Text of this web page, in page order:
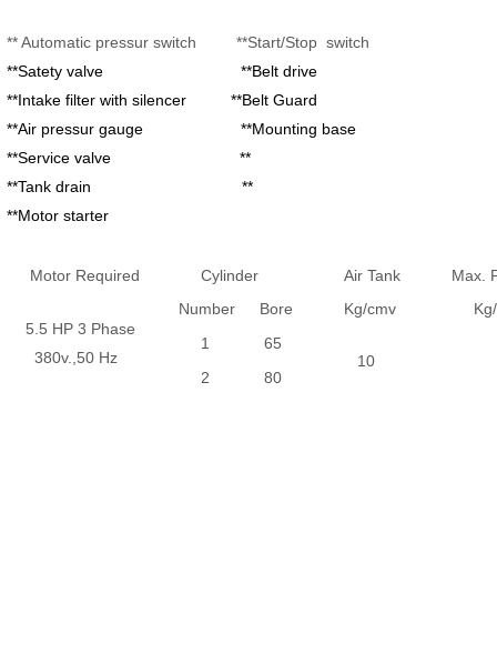
** Automatic pressur switch **Start/Stop switch
**Satety valve **Belt drive
**Intake filter with silencer **Belt Guard
**Air pressur gauge **Mounting base
**Service valve **
**Tank drain **
**Motor starter
Motor Required Cylinder Air Tank Max.
5.5 HP 3 Phase
380v.,50 Hz
Number Bore Kg/cmv
Kg/
1
65
10
2
80